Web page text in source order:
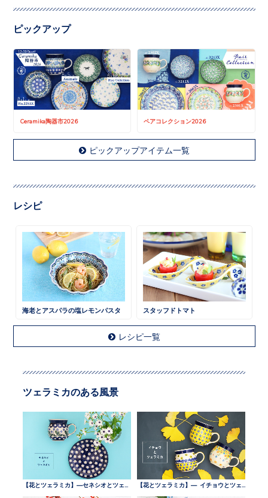
ピックアップ
Ceramika陶器市2026 ペアコレクション2026
ピックアップアイテム一覧
レシピ
海老とアスパラの塩レモンパスタ スタッフドトマト
レシピ一覧
ツェラミカのある風景